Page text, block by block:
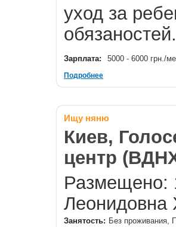
уход за
Зарплата: 5000 - 6000 грн./
Подробнее
Ищу няню
Киев,
центр
Размещено:
Леонидовна
Занятость: Без проживания,